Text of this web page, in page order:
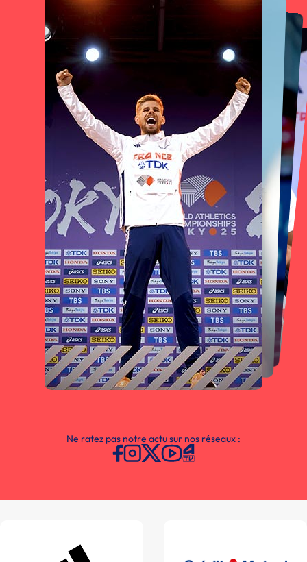
Ne ratez pas notre actu sur nos réseaux :